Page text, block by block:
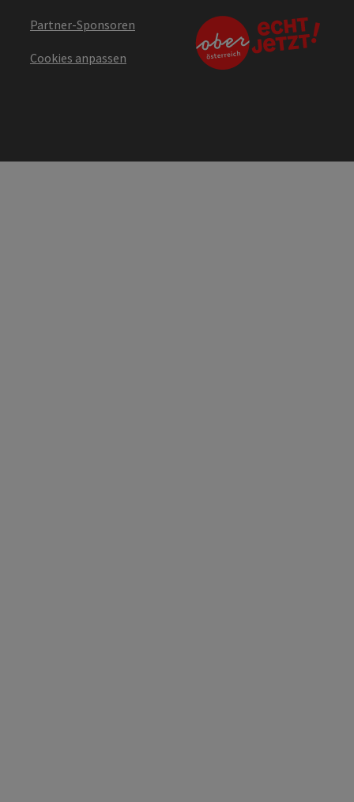
Partner-Sponsoren
Cookies anpassen